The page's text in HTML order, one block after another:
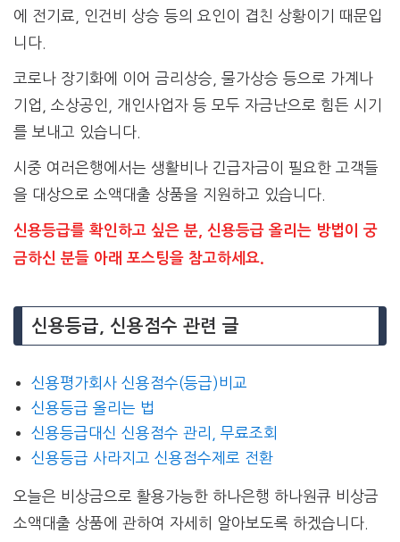
에 전기료, 인건비 상승 등의 요인이 겹친 상황이기 때문입
니다.
코로나 장기화에 이어 금리상승, 물가상승 등으로 가계나
기업, 소상공인, 개인사업자 등 모두 자금난으로 힘든 시기
를 보내고 있습니다.
시중 여러은행에서는 생활비나 긴급자금이 필요한 고객들
을 대상으로 소액대출 상품을 지원하고 있습니다.
신용등급를 확인하고 싶은 분, 신용등급 올리는 방법이 궁
금하신 분들 아래 포스팅을 참고하세요.
신용등급, 신용점수 관련 글
신용평가회사 신용점수(등급)비교
신용등급 올리는 법
신용등급대신 신용점수 관리, 무료조회
신용등급 사라지고 신용점수제로 전환
오늘은 비상금으로 활용가능한 하나은행 하나원큐 비상금
소액대출 상품에 관하여 자세히 알아보도록 하겠습니다.